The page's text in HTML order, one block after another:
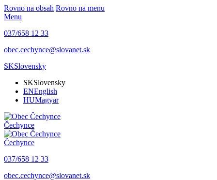
Rovno na obsah Rovno na menu
Menu
037/658 12 33
obec.cechynce@slovanet.sk
SKSlovensky
SKSlovensky
ENEnglish
HUMagyar
Čechynce
Čechynce
037/658 12 33
obec.cechynce@slovanet.sk